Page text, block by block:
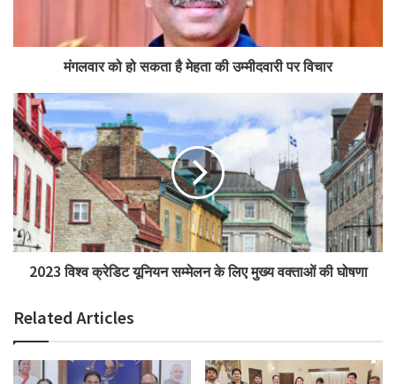
मंगलवार को हो सकता है मेहता की उम्मीदवारी पर विचार
2023 विश्व क्रेडिट यूनियन सम्मेलन के लिए मुख्य वक्ताओं की घोषणा
Related Articles